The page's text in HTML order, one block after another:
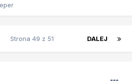
DALEJ
Strona 49 z 51